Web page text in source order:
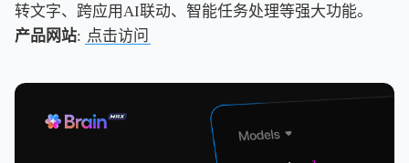
转文字、跨应用AI联动、智能任务处理等强大功能。
产品网站: 点击访问